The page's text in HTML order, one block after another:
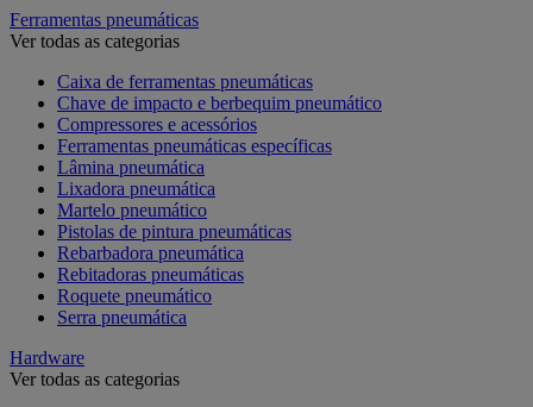
Ferramentas pneumáticas
Ver todas as categorias
Caixa de ferramentas pneumáticas
Chave de impacto e berbequim pneumático
Compressores e acessórios
Ferramentas pneumáticas específicas
Lâmina pneumática
Lixadora pneumática
Martelo pneumático
Pistolas de pintura pneumáticas
Rebarbadora pneumática
Rebitadoras pneumáticas
Roquete pneumático
Serra pneumática
Hardware
Ver todas as categorias